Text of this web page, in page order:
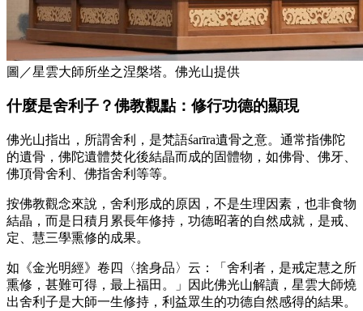
圖／星雲大師所坐之涅槃塔。佛光山提供
什麼是舍利子？佛教觀點：修行功德的顯現
佛光山指出，所謂舍利，是梵語śarīra遺骨之意。通常指佛陀
的遺骨，佛陀遺體焚化後結晶而成的固體物，如佛骨、佛牙、
佛頂骨舍利、佛指舍利等等。
按佛教觀念來說，舍利形成的原因，不是生理因素，也非食物
結晶，而是日積月累長年修持，功德昭著的自然成就，是戒、
定、慧三學熏修的成果。
如《金光明經》卷四〈捨身品〉云：「舍利者，是戒定慧之所
熏修，甚難可得，最上福田。」因此佛光山解讀，星雲大師燒
出舍利子是大師一生修持，利益眾生的功德自然感得的結果。